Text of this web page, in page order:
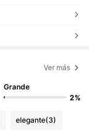
Ver más
Grande
2%
elegante(3)